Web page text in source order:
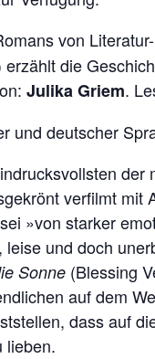
von
die
Julika Griem.
und deutscher
verfilmt
»von starker
und doch
Sonne (Blessing
auf dem
dass auf
lieben.